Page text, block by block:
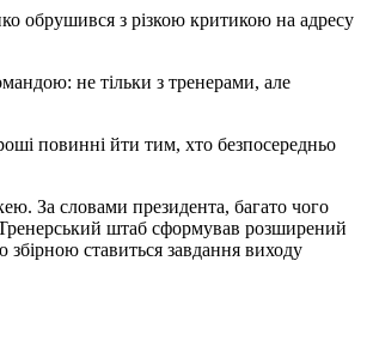
обрушився з різкою критикою на адресу
не тільки з тренерами, але
повинні йти тим, хто безпосередньо
За словами президента, багато чого
Тренерський штаб сформував розширений
ставиться завдання виходу